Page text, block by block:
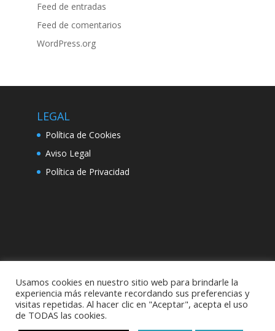
Feed de entradas
Feed de comentarios
WordPress.org
LEGAL
Política de Cookies
Aviso Legal
Política de Privacidad
Usamos cookies en nuestro sitio web para brindarle la
experiencia más relevante recordando sus preferencias y
visitas repetidas. Al hacer clic en "Aceptar", acepta el uso
de TODAS las cookies.